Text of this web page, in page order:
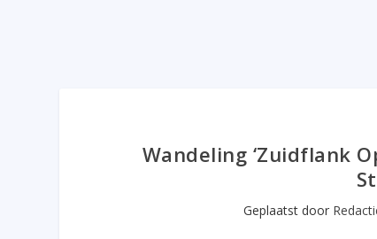
Wandeling ‘Zuidflank
Geplaatst door